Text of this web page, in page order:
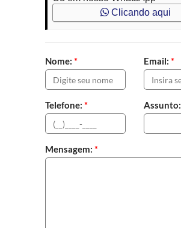
Clicando aqui
Nome: * Email: *
Telefone: * Assunto:
Mensagem: *